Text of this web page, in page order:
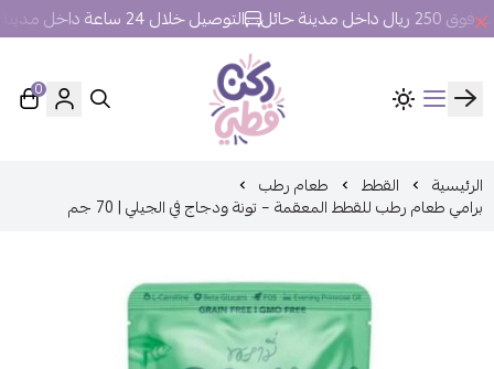
حائل التوصيل خلال 24 ساعة داخل مدينة حائل.
ركن قطي
0
الرئيسية القطط طعام رطب
برامي طعام رطب للقطط المعقمة – تونة ودجاج في الجيلي | 70 جم